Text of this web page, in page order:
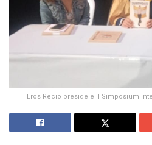
Eros Recio preside el I Simposium